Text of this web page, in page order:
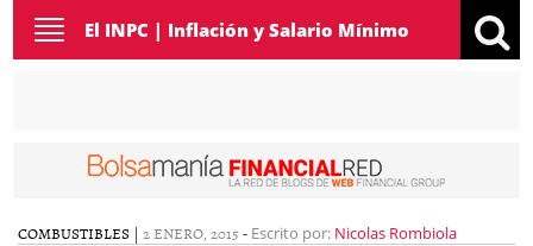
Toggle
navigation
El INPC | Inflación y Salario Mínimo
COMBUSTIBLES | 2 ENERO, 2015 - Escrito por: Nicolas Rombiola